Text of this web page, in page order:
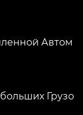
Автом
Грузо